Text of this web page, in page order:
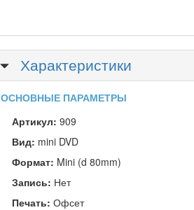
Скрыть
Характеристики
ОСНОВНЫЕ ПАРАМЕТРЫ
Артикул: 909
Вид: mini DVD
Формат: Mini (d 80mm)
Запись: Нет
Печать: Офсет